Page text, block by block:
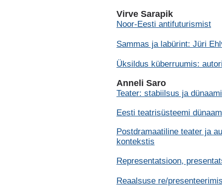
Virve Sarapik
Noor-Eesti antifuturismist
Sammas ja labürint: Jüri
Üksildus küberruumis:
Anneli Saro
Teater: stabiilsus ja
Eesti teatrisüsteemi
Postdramaatiline teater ja
kontekstis
Representatsioon,
Reaalsuse re/